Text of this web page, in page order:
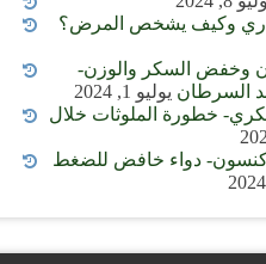
وكيف يشخص المرض؟
وخفض السكر والوزن-
السرطان يوليو 1, 2024
خطورة الملوثات خلال
دواء خافض للضغط